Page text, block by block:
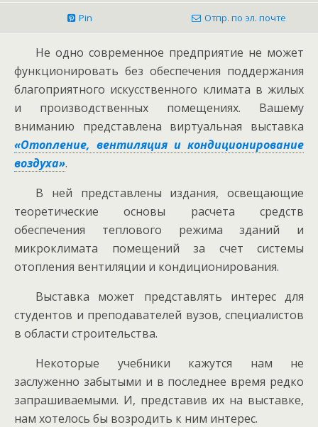
Pin Отпр. по эл. почте
Не одно современное предприятие не может
функционировать без обеспечения поддержания
благоприятного искусственного климата в жилых
и производственных помещениях. Вашему
вниманию представлена виртуальная выставка
«Отопление, вентиляция и кондиционирование
воздуха».
В ней представлены издания, освещающие
теоретические основы расчета средств
обеспечения теплового режима зданий и
микроклимата помещений за счет системы
отопления вентиляции и кондиционирования.
Выставка может представлять интерес для
студентов и преподавателей вузов, специалистов
в области строительства.
Некоторые учебники кажутся нам не
заслуженно забытыми и в последнее время редко
запрашиваемыми. И, представив их на выставке,
нам хотелось бы возродить к ним интерес.